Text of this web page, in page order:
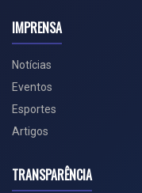
IMPRENSA
Notícias
Eventos
Esportes
Artigos
TRANSPARÊNCIA